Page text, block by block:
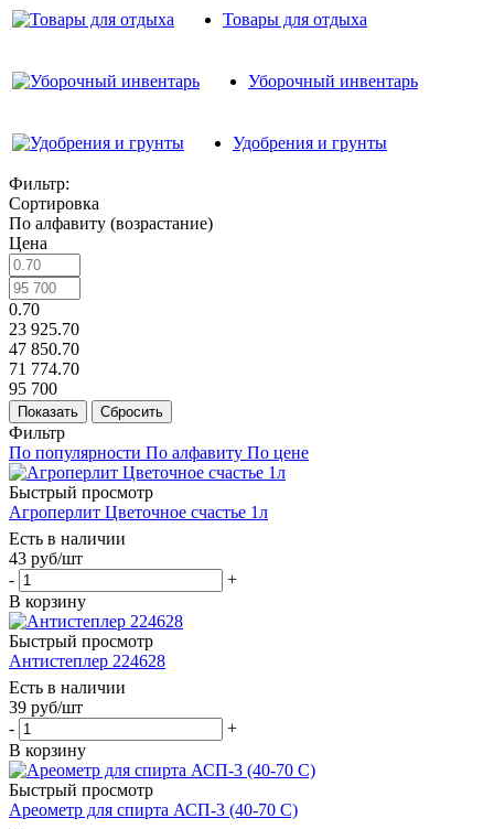
Товары для отдыха
Уборочный инвентарь
Удобрения и грунты
Фильтр:
Сортировка
По алфавиту (возрастание)
Цена
0.70
23 925.70
47 850.70
71 774.70
95 700
Показать Сбросить
Фильтр
По популярности По алфавиту По цене
Быстрый просмотр
Агроперлит Цветочное счастье 1л
Есть в наличии
43 руб/шт
-
+
В корзину
Быстрый просмотр
Антистеплер 224628
Есть в наличии
39 руб/шт
-
+
В корзину
Быстрый просмотр
Ареометр для спирта АСП-3 (40-70 С)